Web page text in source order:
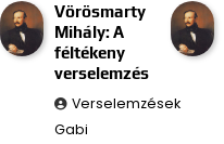
Vörösmarty
Mihály: A
féltékeny
verselemzés
Verselemzések
Gabi